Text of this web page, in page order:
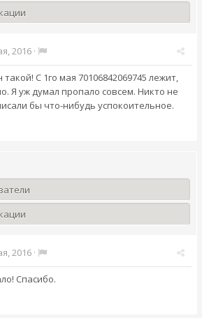
2016 ·
С 1го мая 70106842069745 лежит,
Я уж думал пропало совсем. Никто не
бы что-нибудь успокоительное.
2016 ·
Спасибо.